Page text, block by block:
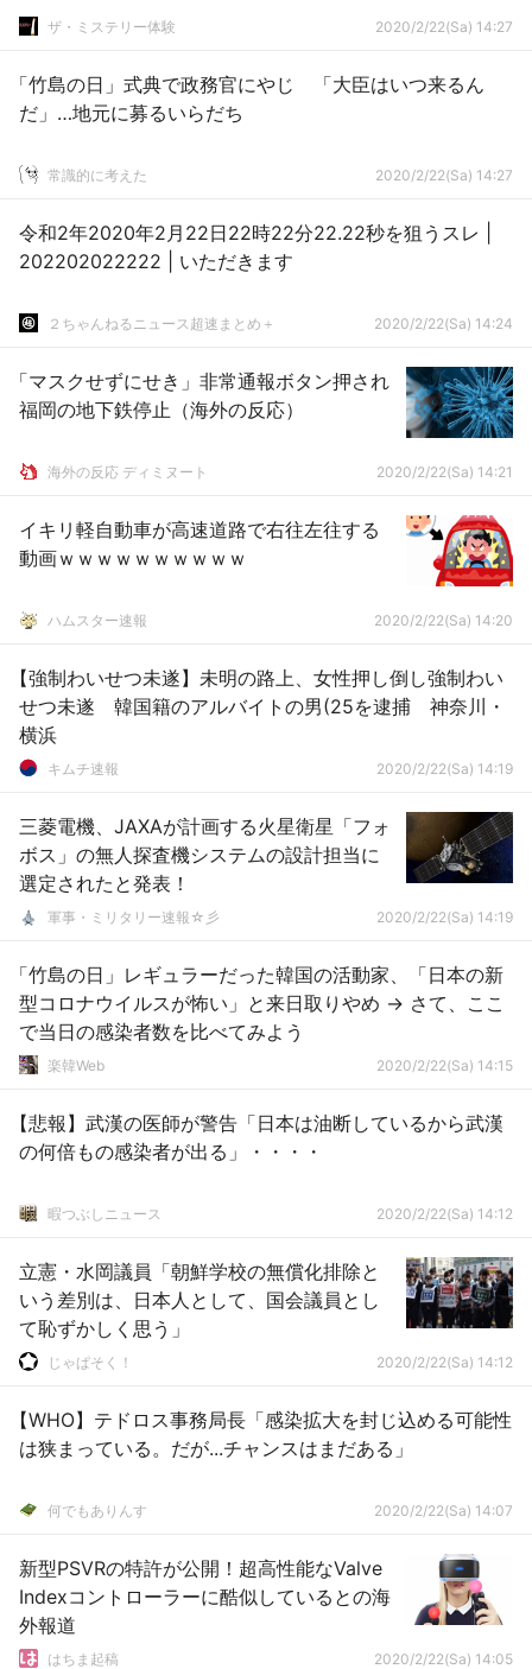
ザ・ミステリー体験 2020/2/22(Sa) 14:27
「竹島の日」式典で政務官にやじ 「大臣はいつ来るん
だ」…地元に募るいらだち
常識的に考えた 2020/2/22(Sa) 14:27
令和2年2020年2月22日22時22分22.22秒を狙うスレ |
202202022222 | いただきます
２ちゃんねるニュース超速まとめ＋ 2020/2/22(Sa) 14:24
「マスクせずにせき」非常通報ボタン押され
福岡の地下鉄停止（海外の反応）
海外の反応 ディミヌート 2020/2/22(Sa) 14:21
イキリ軽自動車が高速道路で右往左往する
動画ｗｗｗｗｗｗｗｗｗｗ
ハムスター速報 2020/2/22(Sa) 14:20
【強制わいせつ未遂】未明の路上、女性押し倒し強制わい
せつ未遂 韓国籍のアルバイトの男(25を逮捕 神奈川・
横浜
キムチ速報 2020/2/22(Sa) 14:19
三菱電機、JAXAが計画する火星衛星「フォ
ボス」の無人探査機システムの設計担当に
選定されたと発表！
軍事・ミリタリー速報☆彡 2020/2/22(Sa) 14:19
「竹島の日」レギュラーだった韓国の活動家、「日本の新
型コロナウイルスが怖い」と来日取りやめ → さて、ここ
で当日の感染者数を比べてみよう
楽韓Web 2020/2/22(Sa) 14:15
【悲報】武漢の医師が警告「日本は油断しているから武漢
の何倍もの感染者が出る」・・・・
暇つぶしニュース 2020/2/22(Sa) 14:12
立憲・水岡議員「朝鮮学校の無償化排除と
いう差別は、日本人として、国会議員とし
て恥ずかしく思う」
じゃぱそく！ 2020/2/22(Sa) 14:12
【WHO】テドロス事務局長「感染拡大を封じ込める可能性
は狭まっている。だが...チャンスはまだある」
何でもありんす 2020/2/22(Sa) 14:07
新型PSVRの特許が公開！超高性能なValve
Indexコントローラーに酷似しているとの海
外報道
はちま起稿 2020/2/22(Sa) 14:05